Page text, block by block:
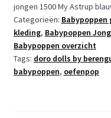
born
Meisje
en
jongen
52
jongen 1500 My Astrup
Categorieën:
kleding, Babypoppen
Babypoppen overzicht
Tags: doro dolls by
babypoppen, oefenpop